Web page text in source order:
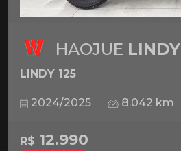
HAOJUE LINDY
LINDY 125
2024/2025 8.042 km
R$ 12.990